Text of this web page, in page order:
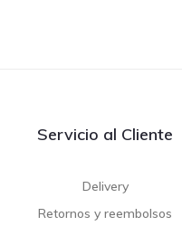
Servicio al Cliente
Delivery
Retornos y reembolsos